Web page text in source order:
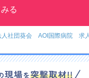
研修の項目が1項目から7
る
人社団葵会 AOI国際病院 求